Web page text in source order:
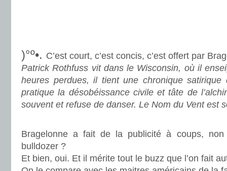
)°º•. C’est court, c’est concis, c’est offert par
Patrick Rothfuss vit dans le Wisconsin, où il
heures perdues, il tient une chronique satirique
pratique la désobéissance civile et tâte de
souvent et refuse de danser. Le Nom du Vent est
Bragelonne a fait de la publicité à coups,
bulldozer ?
Et bien, oui. Et il mérite tout le buzz que l’on fait